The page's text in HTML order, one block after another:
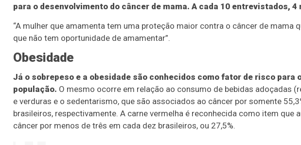
para o desenvolvimento do câncer de mama. A cada 10 entrevistados,
“A mulher que amamenta tem uma proteção maior contra o câncer de mama
que não tem oportunidade de amamentar”.
Obesidade
Já o sobrepeso e a obesidade são conhecidos como fator de risco para
população. O mesmo ocorre em relação ao consumo de bebidas adoçadas
e verduras e o sedentarismo, que são associados ao câncer por somente
brasileiros, respectivamente. A carne vermelha é reconhecida como item que
câncer por menos de três em cada dez brasileiros, ou 27,5%.